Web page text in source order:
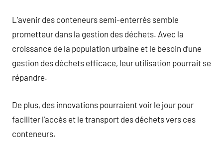
L’avenir des conteneurs semi-enterrés semble
prometteur dans la gestion des déchets. Avec la
croissance de la population urbaine et le besoin d’une
gestion des déchets efficace, leur utilisation pourrait se
répandre.
De plus, des innovations pourraient voir le jour pour
faciliter l’accès et le transport des déchets vers ces
conteneurs.